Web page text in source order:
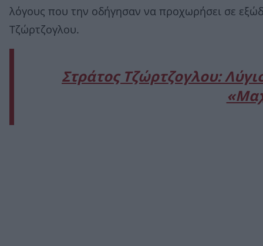
λόγους που την οδήγησαν να προχωρήσει σε
Τζώρτζογλου.
Στράτος Τζώρτζογλου: